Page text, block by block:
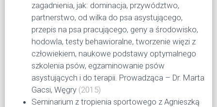
zagadnienia, jak: dominacja, przywództwo,
partnerstwo, od wilka do psa asystującego,
przepis na psa pracującego, geny a środowisko,
hodowla, testy behawioralne, tworzenie więzi z
człowiekiem, naukowe podstawy optymalnego
szkolenia psów, egzaminowanie psów
asystujących i do terapii. Prowadząca – Dr. Marta
Gacsi, Węgry (2015)
Seminarium z tropienia sportowego z Agnieszką